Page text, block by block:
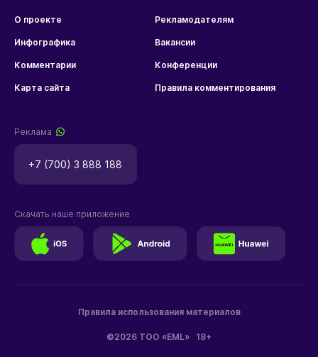
О проекте Рекламодателям
Инфографика Вакансии
Комментарии Конференции
Карта сайта Правила комментирования
Реклама
+7 (700) 3 888 188
©2026 ТОО «EML» 18+
Правила использования материалов
Скачать наше приложение